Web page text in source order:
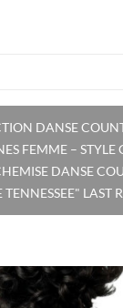
DANSE
FEMME – STYLE
DANSE
LAST